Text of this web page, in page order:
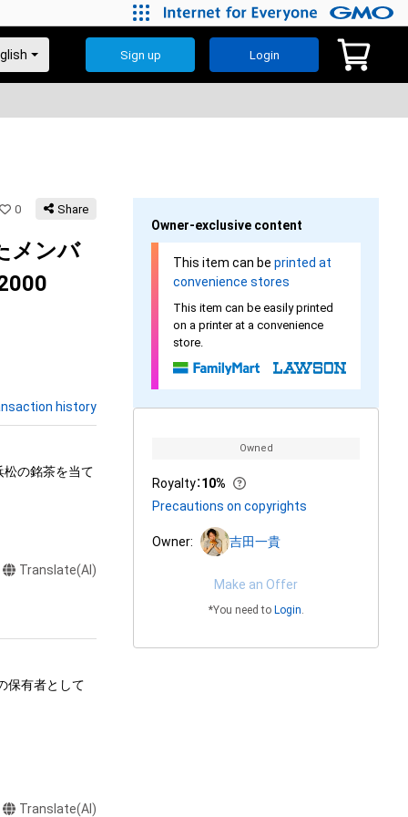
Sign up Login
0 Share
メンバ
history
の銘茶を当て
Translate(AI)
保有者として
Translate(AI)
Owner-exclusive content
This item can be printed at
convenience stores
This item can be easily printed
on a printer at a convenience
store.
Owned
Royalty：10%
Precautions on copyrights
Owner: 吉田一貴
Make an Offer
*You need to Login.